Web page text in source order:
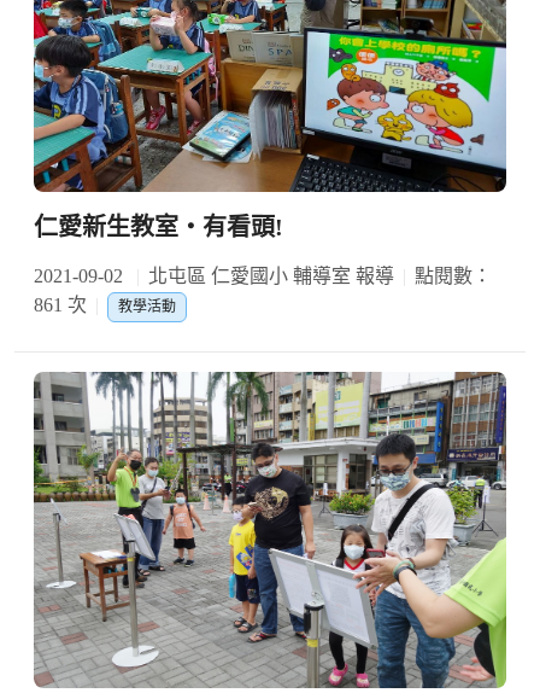
仁愛新生教室‧有看頭!
2021-09-02 北屯區 仁愛國小 輔導室 報導
點閱數：
861 次
教學活動